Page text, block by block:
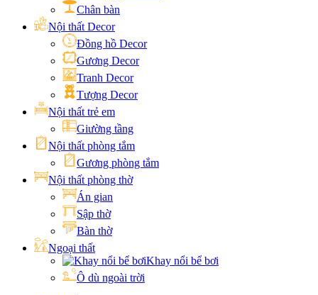
Chân bàn
Nội thất Decor
Đồng hồ Decor
Gương Decor
Tranh Decor
Tượng Decor
Nội thất trẻ em
Giường tầng
Nội thất phòng tắm
Gương phòng tắm
Nội thất phòng thờ
Án gian
Sập thờ
Bàn thờ
Ngoại thất
Khay nổi bể bơi
Ô dù ngoài trời